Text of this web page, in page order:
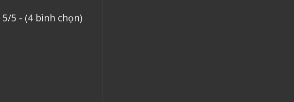
5/5 - (4 bình chọn)